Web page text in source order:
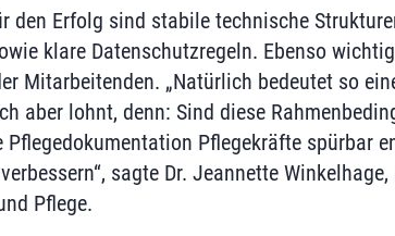
den Erfolg sind stabile technische
klare Datenschutzregeln. Ebenso
Mitarbeitenden. „Natürlich bedeutet so
aber lohnt, denn: Sind diese
Pflegedokumentation Pflegekräfte spürbar
sagte Dr. Jeannette
Pflege.